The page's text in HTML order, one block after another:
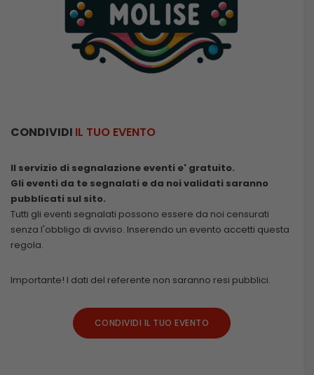
CONDIVIDI IL TUO EVENTO
Il servizio di segnalazione eventi e' gratuito.
Gli eventi da te segnalati e da noi validati saranno
pubblicati sul sito.
Tutti gli eventi segnalati possono essere da noi censurati
senza l'obbligo di avviso. Inserendo un evento accetti questa
regola.
Importante! I dati del referente non saranno resi pubblici.
CONDIVIDI IL TUO EVENTO